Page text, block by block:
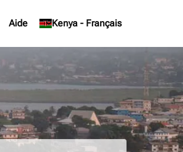
Aide Kenya - Français
keyboard_arrow_down